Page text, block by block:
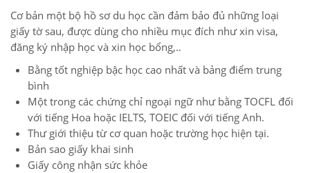
Cơ bản một bộ hồ sơ du học cần đảm bảo đủ những loại
giấy tờ sau, được dùng cho nhiều mục đích như xin visa,
đăng ký nhập học và xin học bổng,..
Bằng tốt nghiệp bậc học cao nhất và bảng điểm trung
bình
Một trong các chứng chỉ ngoại ngữ như bằng TOCFL đối
với tiếng Hoa hoặc IELTS, TOEIC đối với tiếng Anh.
Thư giới thiệu từ cơ quan hoặc trường học hiện tại.
Bản sao giấy khai sinh
Giấy công nhận sức khỏe